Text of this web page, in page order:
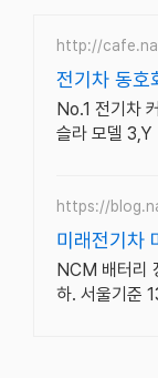
http://
전기차 동호
No.1 전기차
슬라 모델 3,Y
https://
미래전기차
NCM 배터리
하. 서울기준